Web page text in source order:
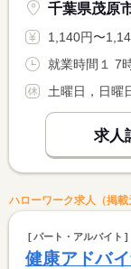
千葉県茂原
1,140円〜1,140円 ※フルタ
就業時間１ 7
土曜日，日曜
求人
ハローワーク求人（掲載
パート・アルバイト
健康アドバ